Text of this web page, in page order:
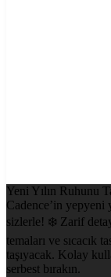
Yeni Yılın Ruhunu
Cadence’in yepyeni
sizlerle! ❄️ Zarif
temaları ve sıcacık
taşıyacak. Kolay
serbest bırakın.